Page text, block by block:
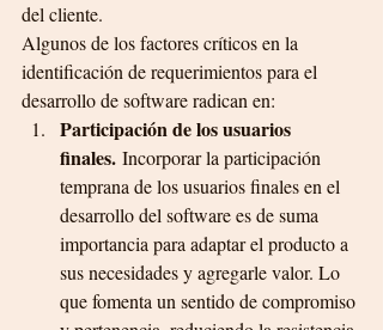
del cliente.
Algunos de los factores críticos en la
identificación de requerimientos para el
desarrollo de software radican en:
Participación de los usuarios
finales. Incorporar la participación
temprana de los usuarios finales en el
desarrollo del software es de suma
importancia para adaptar el producto a
sus necesidades y agregarle valor. Lo
que fomenta un sentido de compromiso